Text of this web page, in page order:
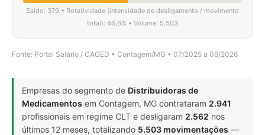
Saldo: 379 • Rotatividade (intensidade de desligamento / movimento
total): 46,6% • Volume: 5.503
Fonte: Portal Salário / CAGED • Contagem/MG • 07/2025 a 06/2026
Empresas do segmento de Distribuidoras de
Medicamentos em Contagem, MG contrataram 2.941
profissionais em regime CLT e desligaram 2.562 nos
últimos 12 meses, totalizando 5.503 movimentações —